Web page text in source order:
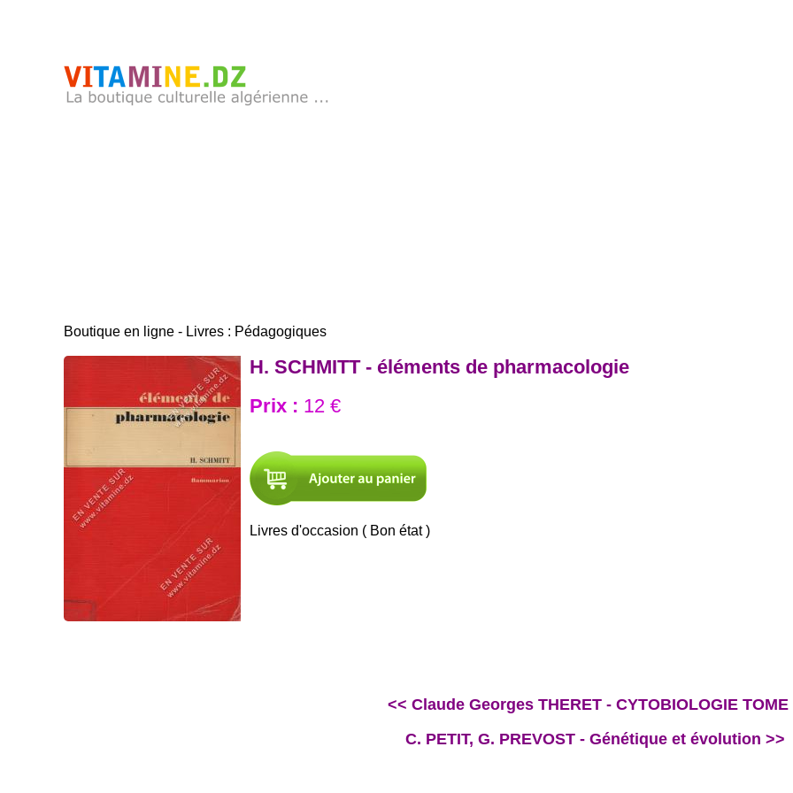
Boutique en ligne - Livres : Pédagogiques
H. SCHMITT - éléments de pharmacologie
Prix : 12 €
Livres d'occasion ( Bon état )
<< Claude Georges THERET - CYTOBIOLOGIE TOME
C. PETIT, G. PREVOST - Génétique et évolution >>